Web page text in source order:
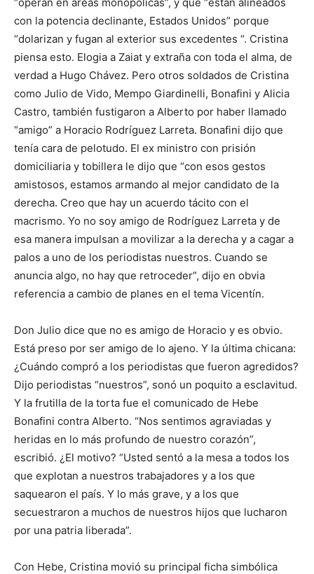
con la potencia declinante, Estados Unidos” porque
“dolarizan y fugan al exterior sus excedentes “. Cristina
piensa esto. Elogia a Zaiat y extraña con toda el alma, de
verdad a Hugo Chávez. Pero otros soldados de Cristina
como Julio de Vido, Mempo Giardinelli, Bonafini y Alicia
Castro, también fustigaron a Alberto por haber llamado
“amigo” a Horacio Rodríguez Larreta. Bonafini dijo que
tenía cara de pelotudo. El ex ministro con prisión
domiciliaria y tobillera le dijo que “con esos gestos
amistosos, estamos armando al mejor candidato de la
derecha. Creo que hay un acuerdo tácito con el
macrismo. Yo no soy amigo de Rodríguez Larreta y de
esa manera impulsan a movilizar a la derecha y a cagar a
palos a uno de los periodistas nuestros. Cuando se
anuncia algo, no hay que retroceder”, dijo en obvia
referencia a cambio de planes en el tema Vicentín.
Don Julio dice que no es amigo de Horacio y es obvio.
Está preso por ser amigo de lo ajeno. Y la última chicana:
¿Cuándo compró a los periodistas que fueron agredidos?
Dijo periodistas “nuestros”, sonó un poquito a esclavitud.
Y la frutilla de la torta fue el comunicado de Hebe
Bonafini contra Alberto. “Nos sentimos agraviadas y
heridas en lo más profundo de nuestro corazón”,
escribió. ¿El motivo? “Usted sentó a la mesa a todos los
que explotan a nuestros trabajadores y a los que
saquearon el país. Y lo más grave, y a los que
secuestraron a muchos de nuestros hijos que lucharon
por una patria liberada”.
Con Hebe, Cristina movió su principal ficha simbólica